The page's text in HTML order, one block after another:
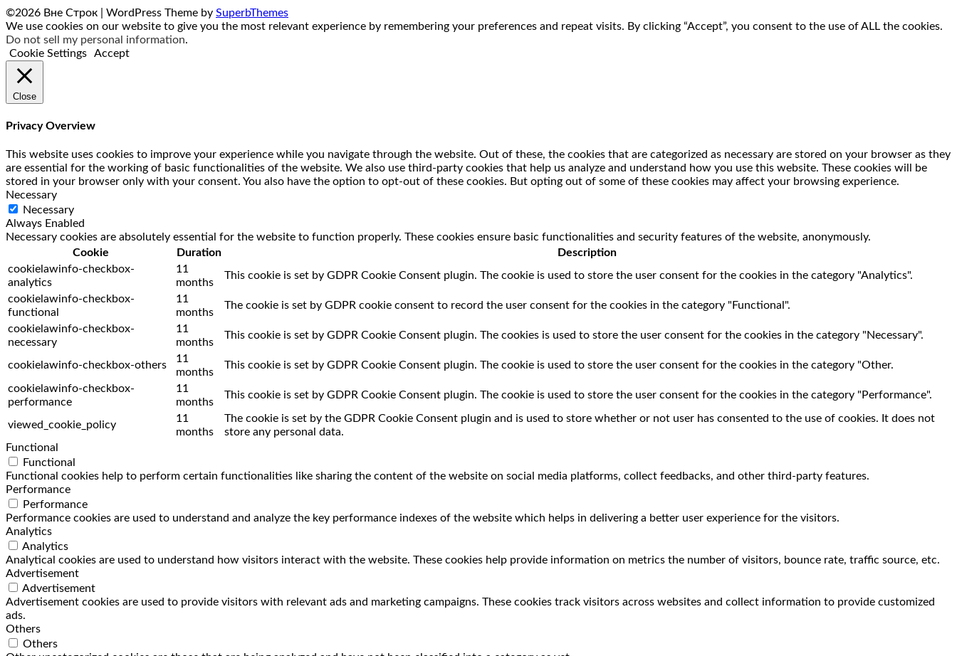
©2026 Вне Строк | WordPress Theme by SuperbThemes
We use cookies on our website to give you the most relevant experience by remembering your preferences and repeat visits. By clicking “Accept”, you consent to the use of ALL the cookies.
Do not sell my personal information.
Cookie Settings
Accept
Close
Privacy Overview
This website uses cookies to improve your experience while you navigate through the website. Out of these, the cookies that are categorized as necessary are stored on your browser as they
are essential for the working of basic functionalities of the website. We also use third-party cookies that help us analyze and understand how you use this website. These cookies will be
stored in your browser only with your consent. You also have the option to opt-out of these cookies. But opting out of some of these cookies may affect your browsing experience.
Necessary
Necessary
Always Enabled
Necessary cookies are absolutely essential for the website to function properly. These cookies ensure basic functionalities and security features of the website, anonymously.
Cookie
Duration
Description
cookielawinfo-checkbox-
analytics
11
months
This cookie is set by GDPR Cookie Consent plugin. The cookie is used to store the user consent for the cookies in the category "Analytics".
cookielawinfo-checkbox-
functional
11
months
The cookie is set by GDPR cookie consent to record the user consent for the cookies in the category "Functional".
cookielawinfo-checkbox-
necessary
11
months
This cookie is set by GDPR Cookie Consent plugin. The cookies is used to store the user consent for the cookies in the category "Necessary".
cookielawinfo-checkbox-others
11
months
This cookie is set by GDPR Cookie Consent plugin. The cookie is used to store the user consent for the cookies in the category "Other.
cookielawinfo-checkbox-
performance
11
months
This cookie is set by GDPR Cookie Consent plugin. The cookie is used to store the user consent for the cookies in the category "Performance".
viewed_cookie_policy
11
months
The cookie is set by the GDPR Cookie Consent plugin and is used to store whether or not user has consented to the use of cookies. It does not
store any personal data.
Functional
Functional
Functional cookies help to perform certain functionalities like sharing the content of the website on social media platforms, collect feedbacks, and other third-party features.
Performance
Performance
Performance cookies are used to understand and analyze the key performance indexes of the website which helps in delivering a better user experience for the visitors.
Analytics
Analytics
Analytical cookies are used to understand how visitors interact with the website. These cookies help provide information on metrics the number of visitors, bounce rate, traffic source, etc.
Advertisement
Advertisement
Advertisement cookies are used to provide visitors with relevant ads and marketing campaigns. These cookies track visitors across websites and collect information to provide customized
ads.
Others
Others